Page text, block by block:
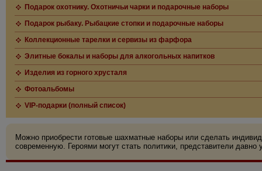
Подарок охотнику. Охотничьи чарки и подарочные наборы
Подарок рыбаку. Рыбацкие стопки и подарочные наборы
Коллекционные тарелки и сервизы из фарфора
Элитные бокалы и наборы для алкогольных напитков
Изделия из горного хрусталя
Фотоальбомы
VIP-подарки (полный список)
Можно приобрести готовые шахматные наборы или сделать
современную. Героями могут стать политики, представители